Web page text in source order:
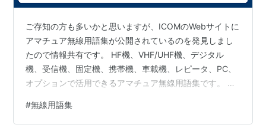
ご存知の方も多いかと思いますが、ICOMのWebサイトに
アマチュア無線用語集が公開されているのを発見しまし
たので情報共有です。 HF機、VHF/UHF機、デジタル
機、受信機、固定機、携帯機、車載機、レピータ、PC、
オプションで活用できるアマチュア無線用語集です。 自
が、ライセンスフリー無線でも活用できるのではないか
と思ってダウンロード＆印刷しました。
#無線用語集